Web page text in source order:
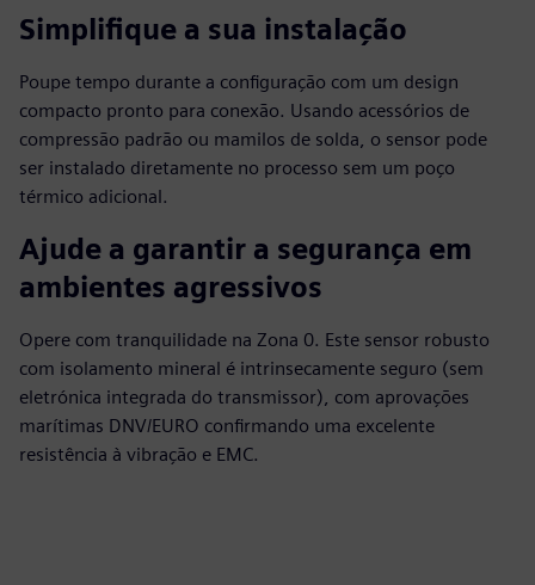
Simplifique a sua instalação
Poupe tempo durante a configuração com um design
compacto pronto para conexão. Usando acessórios de
compressão padrão ou mamilos de solda, o sensor pode
ser instalado diretamente no processo sem um poço
térmico adicional.
Ajude a garantir a segurança em
ambientes agressivos
Opere com tranquilidade na Zona 0. Este sensor robusto
com isolamento mineral é intrinsecamente seguro (sem
eletrónica integrada do transmissor), com aprovações
marítimas DNV/EURO confirmando uma excelente
resistência à vibração e EMC.